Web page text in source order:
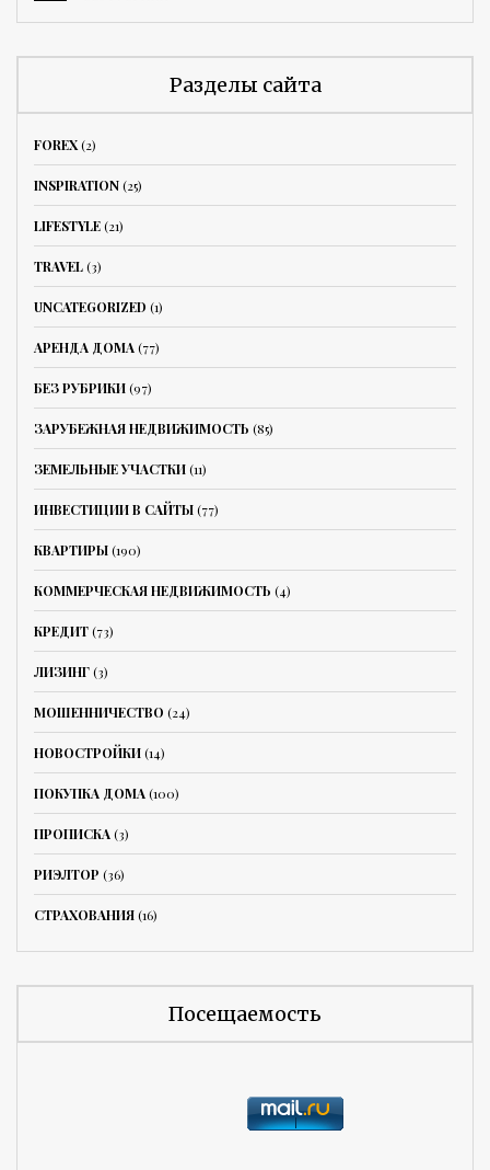
Разделы сайта
FOREX(2)
INSPIRATION(25)
LIFESTYLE(21)
TRAVEL(3)
UNCATEGORIZED (1)
АРЕНДА ДОМА(77)
БЕЗ РУБРИКИ(97)
ЗАРУБЕЖНАЯ НЕДВИЖИМОСТЬ (85)
ЗЕМЕЛЬНЫЕ УЧАСТКИ(11)
ИНВЕСТИЦИИ В САЙТЫ(77)
КВАРТИРЫ(190)
КОММЕРЧЕСКАЯ НЕДВИЖИМОСТЬ (4)
КРЕДИТ(73)
ЛИЗИНГ(3)
МОШЕННИЧЕСТВО (24)
НОВОСТРОЙКИ(14)
ПОКУПКА ДОМА(100)
ПРОПИСКА(3)
РИЭЛТОР (36)
СТРАХОВАНИЯ(16)
Посещаемость